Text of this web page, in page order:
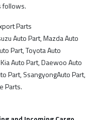
follows.
Parts
Auto Part, Mazda Auto
Part, Toyota Auto
Auto Part, Daewoo Auto
Part, SsangyongAuto Part,
Parts.